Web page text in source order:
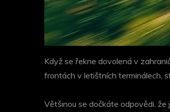
Když se řekne dovolená v
frontách v letištních terminálech,
Většinou se dočkáte odpovědi,